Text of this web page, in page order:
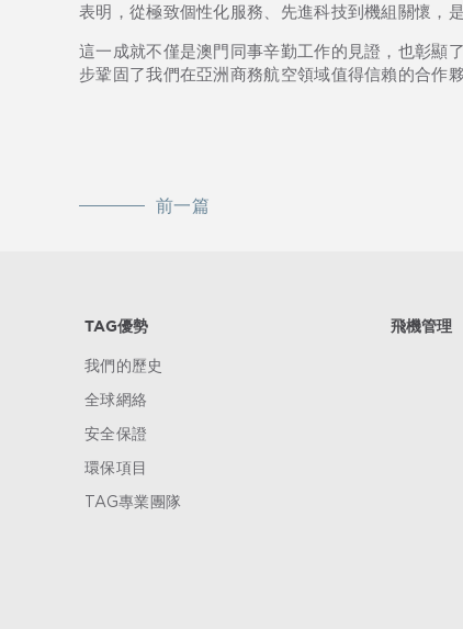
表明，從極致個性化服務、先進科技到機組關懷，
這一成就不僅是澳門同事辛勤工作的見證，也彰
步鞏固了我們在亞洲商務航空領域值得信賴的合作夥
前一篇
TAG優勢
我們的歷史
全球網絡
安全保證
環保項目
TAG專業團隊
飛機管理